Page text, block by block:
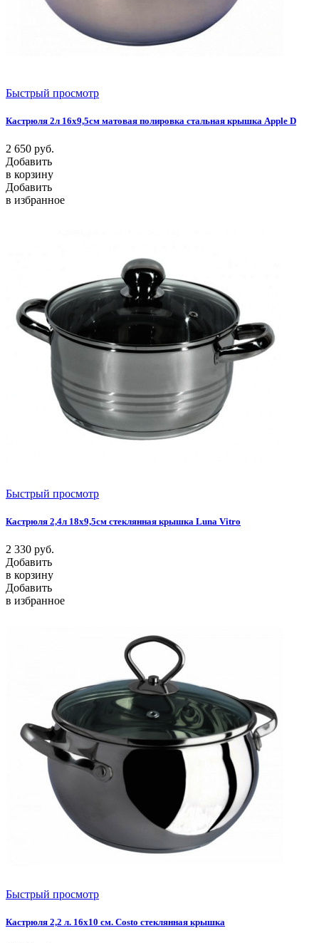
Быстрый просмотр
Кастрюля 2л 16х9,5см матовая полировка стальная крышка Apple D
2 650 руб.
Добавить
в корзину
Добавить
в избранное
Быстрый просмотр
Кастрюля 2,4л 18х9,5см стеклянная крышка Luna Vitro
2 330 руб.
Добавить
в корзину
Добавить
в избранное
Быстрый просмотр
Кастрюля 2,2 л. 16х10 см. Costo стеклянная крышка